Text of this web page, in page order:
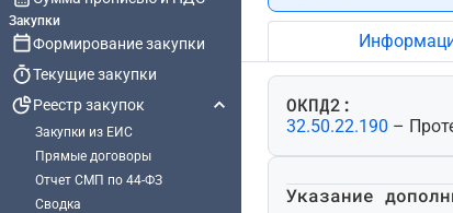
Закупки
Формирование закупки
Текущие закупки
Реестр закупок
Закупки из ЕИС
Прямые договоры
Отчет СМП по 44-ФЗ
Сводка
ОКПД2:
32.50.22.190 –
Указание